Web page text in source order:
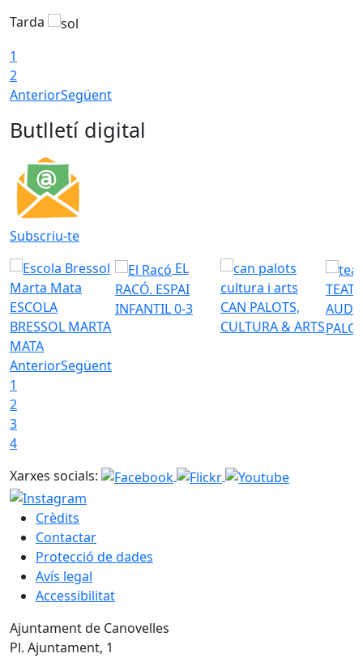
Tarda
1
2
AnteriorSegüent
Butlletí digital
Subscriu-te
ESCOLA
BRESSOL MARTA
MATA
EL
RACÓ. ESPAI
INFANTIL 0-3
CAN PALOTS,
CULTURA & ARTS
AnteriorSegüent
1
2
3
4
Xarxes socials:
Crèdits
Contactar
Protecció de dades
Avís legal
Accessibilitat
Ajuntament de Canovelles
Pl. Ajuntament, 1